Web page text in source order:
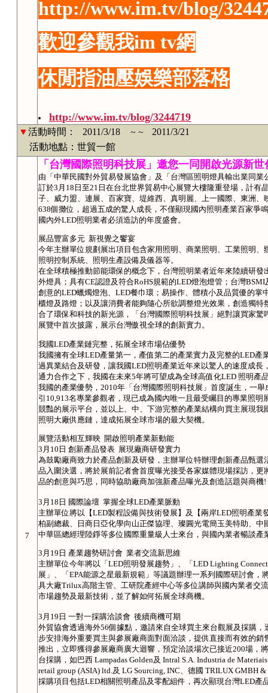
http://www.im.tv/blog/
歡迎參觀我im tv網
休閒指油壓娛樂部落格
http://www.im.tv/blog/3244719
▼活動時間： 2011/3/18 ～～
2011/3/21
活動地點：世貿一館
7
「台灣國際照明科技展」邀您一同開啟光源新
由「中華民國對外貿易發展協會」及「台灣區照明燈具輸出業同
訂於3月18日至21日在台北世界貿易中心展覽大樓隆重登場，計有
子、威力盟、連展、百家寶、堤維西、真明麗、上一國際、東洲
638個攤位，超過五成的驚人成長，不僅顯現國內照明產業百家爭
國內外LED照明業者必須造訪的年度盛會。
展品豐富多元 新視覺之饗宴
今年主辦單位規劃展出項目包含家用照明、商業照明、工業照明
照明控制系統、照明生產設備及儀器等。
在全球積極推動節能環保的概念下，台灣照明業者近年來陸續研
外燈具；具有CE認證及符合RoHS規範的LED燈泡燈管；台灣
創意的LED蠟燭燈泡、LED餐巾環；易操作、體積小及品質優的
櫃燈及路燈；以及讓消費者能夠隨心所欲調整燈光效果，創造獨
合了環保和科技的新光源，「台灣國際照明科技展」絕對讓買家
展覽中首次披露，展示台灣傲視全球的創新實力。
我國LED產業鏈完整，拓展全球市場佔優勢
我國擁有全球LED產量第一，產值第二的產業實力及完整的LED
過異業結合及研發，讓我國LED照明產業近年來以驚人的速度成
通力合作之下，我國在未來5年將可望成為全球高值化LED 照明產
我國的產業優勢，2010年「台灣國際照明科技展」首度誕生，一
引10,913名專業參觀者，現已成為國內唯一且最受矚目的專業照
競豔的展示平台，並以上、中、下游完整的產業結構向買主展現
照明大廠供應鏈，達成拓展全球市場的最大契機。
展覽活動相互輝映 開啟照明產業新動能
3月10日 創新產品發表 展現廠商研發實力
為鼓勵廠商致力於產品創新及研發，主辦單位特辦理創新產品甄
品入圍決選，將於展前記者會首度曝光接受各家媒體現場採訪，
品的創意與巧思，同時協助廠商加強新產品曝光及創造話題與商機!
3月18日 國際論壇 掌握全球LED產業脈動
主辦單位將以【LED製程設備與技術發展】及【兩岸LED照明產
柏副總裁、日商日亞化學向山正傑協理、璨圓光電簡玉美特助、
中華區總經理陸錚等多位國際重量級人士來台，與國內業者暢談產
3月19日 產業趨勢研討會 業者交流新思維
主辦單位今年將以「LED照明發展趨勢」、「LED Lighting
展」、「EPA能源之星最新規範」等議題辦理一系列國際研討會
具大廠Trilux高階主管、工研院產經中心等多位講師與國內業者交
市場趨勢及最新技術，並了解如何拓展全球商機。
3月19日 一對一採購洽談會 後續商機可期
外貿協會透過海外56個據點，邀請來自全球買主來台觀展及採購
步安排海外重要買主與參展廠商面對面洽談，提供直接而有效的
推出，立即獲得參展廠商廣大迴響，預定洽談場次已接近200場，
台採購，如巴西 Lampadas Golden及 Intral S.A. Industria de
retail group (ASIA) ltd.及 LG Sourcing, INC、德國 TRILUX GMBH
採購項目包括LED相關照明產品及零配組件，再次顯現台灣LED產